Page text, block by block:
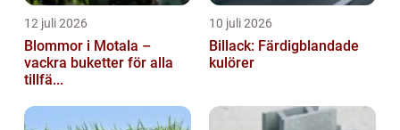
12 juli 2026
Blommor i Motala –
vackra buketter för alla
tillfä...
10 juli 2026
Billack: Färdigblandade
kulörer